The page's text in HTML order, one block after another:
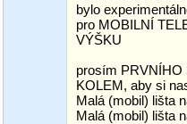
bylo
pro MOBILNÍ
VÝŠKU
prosím
KOLEM, aby si
Malá (mobil) lišta
Malá (mobil) lišta